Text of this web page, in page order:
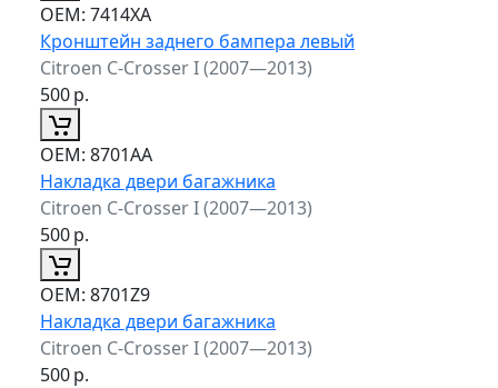
ОЕМ: 7414XA
Кронштейн заднего бампера левый
Citroen C-Crosser I (2007—2013)
500р.
ОЕМ: 8701AA
Накладка двери багажника
Citroen C-Crosser I (2007—2013)
500р.
ОЕМ: 8701Z9
Накладка двери багажника
Citroen C-Crosser I (2007—2013)
500р.